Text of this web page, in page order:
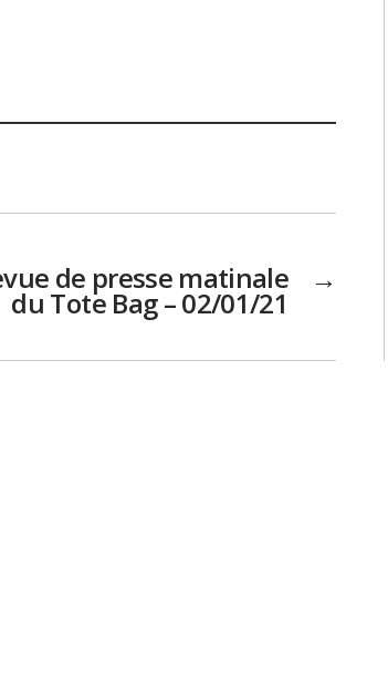
→
de presse matinale
du Tote Bag – 02/01/21